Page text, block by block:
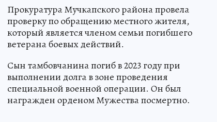
Прокуратура Мучкапского района провела
проверку по обращению местного жителя,
который является членом семьи погибшего
ветерана боевых действий.
Сын тамбовчанина погиб в 2023 году при
выполнении долга в зоне проведения
специальной военной операции. Он был
награжден орденом Мужества посмертно.